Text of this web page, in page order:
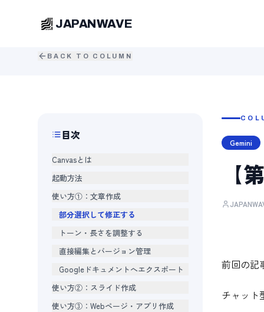
JAPANWAVE
BACK TO COLUMN
目次
Canvasとは
起動方法
使い方①：文章作成
部分選択して修正する
トーン・長さを調整する
直接編集とバージョン管理
Googleドキュメントへエクスポート
使い方②：スライド作成
使い方③：Webページ・アプリ作成
Gemini
【
前回の記
チャット